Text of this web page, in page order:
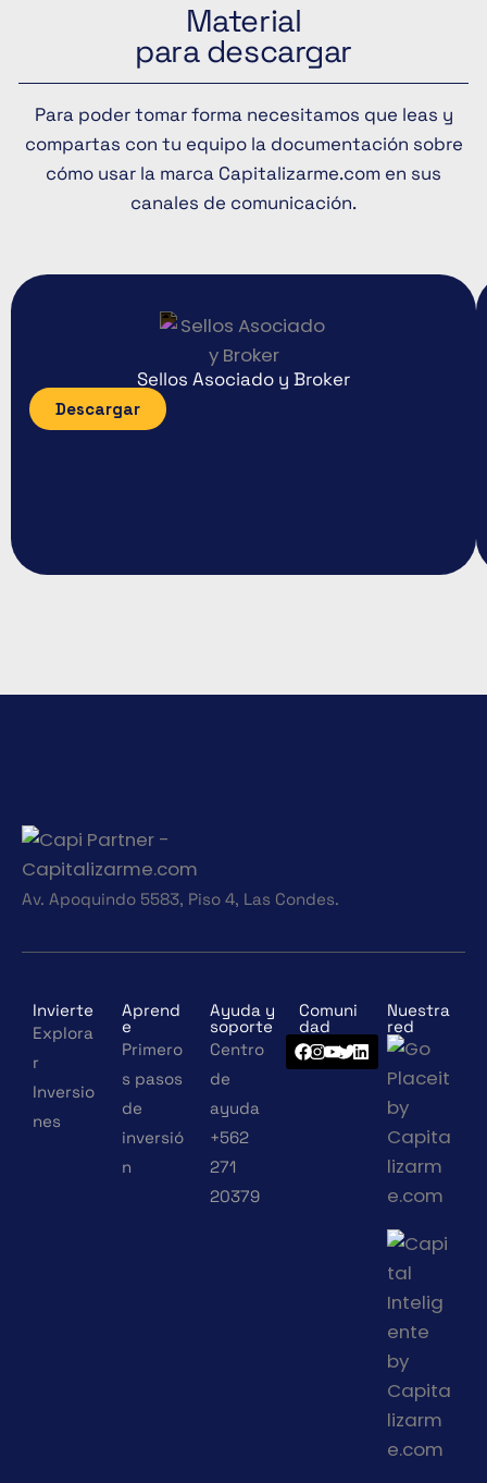
Material
para descargar
Para poder tomar forma necesitamos que leas y
compartas con tu equipo la documentación sobre
cómo usar la marca Capitalizarme.com en sus
canales de comunicación.
Sellos Asociado y Broker
Descargar
Av. Apoquindo 5583, Piso 4, Las Condes.
Invierte
Explora
r
Inversio
nes
Aprend
e
Primero
s pasos
de
inversió
n
Ayuda y
soporte
Centro
de
ayuda
+562
271
20379
Comuni
dad
Nuestra
red